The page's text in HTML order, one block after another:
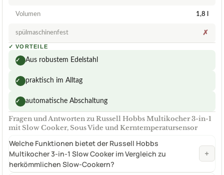
Volumen 1,8 l
spülmaschinenfest ✗
✓ VORTEILE
✓ Aus robustem Edelstahl
✓ praktisch im Alltag
✓ automatische Abschaltung
Fragen und Antworten zu Russell Hobbs Multikocher 3-in-1
mit Slow Cooker, Sous Vide und Kerntemperatursensor
Welche Funktionen bietet der Russell Hobbs
Multikocher 3-in-1 Slow Cooker im Vergleich zu
herkömmlichen Slow-Cookern?
+